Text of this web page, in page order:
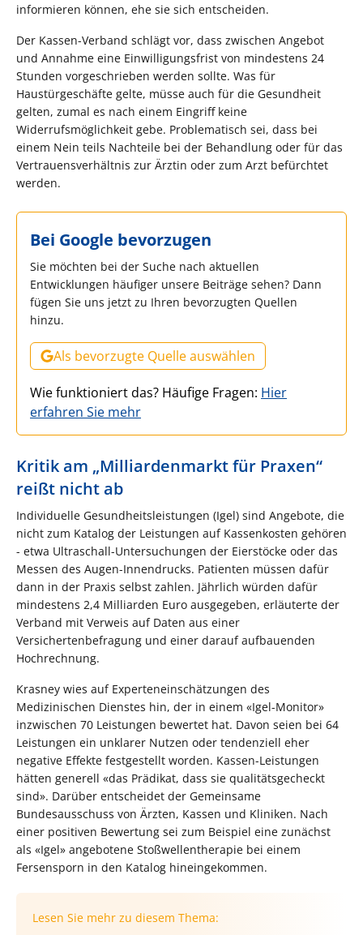
informieren können, ehe sie sich entscheiden.
Der Kassen-Verband schlägt vor, dass zwischen Angebot
und Annahme eine Einwilligungsfrist von mindestens 24
Stunden vorgeschrieben werden sollte. Was für
Haustürgeschäfte gelte, müsse auch für die Gesundheit
gelten, zumal es nach einem Eingriff keine
Widerrufsmöglichkeit gebe. Problematisch sei, dass bei
einem Nein teils Nachteile bei der Behandlung oder für das
Vertrauensverhältnis zur Ärztin oder zum Arzt befürchtet
werden.
Bei Google bevorzugen
Sie möchten bei der Suche nach aktuellen
Entwicklungen häufiger unsere Beiträge sehen? Dann
fügen Sie uns jetzt zu Ihren bevorzugten Quellen
hinzu.
Als bevorzugte Quelle auswählen
Wie funktioniert das? Häufige Fragen: Hier
erfahren Sie mehr
Kritik am „Milliardenmarkt für Praxen“
reißt nicht ab
Individuelle Gesundheitsleistungen (Igel) sind Angebote, die
nicht zum Katalog der Leistungen auf Kassenkosten gehören
- etwa Ultraschall-Untersuchungen der Eierstöcke oder das
Messen des Augen-Innendrucks. Patienten müssen dafür
dann in der Praxis selbst zahlen. Jährlich würden dafür
mindestens 2,4 Milliarden Euro ausgegeben, erläuterte der
Verband mit Verweis auf Daten aus einer
Versichertenbefragung und einer darauf aufbauenden
Hochrechnung.
Krasney wies auf Experteneinschätzungen des
Medizinischen Dienstes hin, der in einem «Igel-Monitor»
inzwischen 70 Leistungen bewertet hat. Davon seien bei 64
Leistungen ein unklarer Nutzen oder tendenziell eher
negative Effekte festgestellt worden. Kassen-Leistungen
hätten generell «das Prädikat, dass sie qualitätsgecheckt
sind». Darüber entscheidet der Gemeinsame
Bundesausschuss von Ärzten, Kassen und Kliniken. Nach
einer positiven Bewertung sei zum Beispiel eine zunächst
als «Igel» angebotene Stoßwellentherapie bei einem
Fersensporn in den Katalog hineingekommen.
Lesen Sie mehr zu diesem Thema: